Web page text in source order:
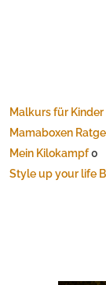
Malkurs für Kinder
Mamaboxen
Mein Kilokampf0
Style up your life